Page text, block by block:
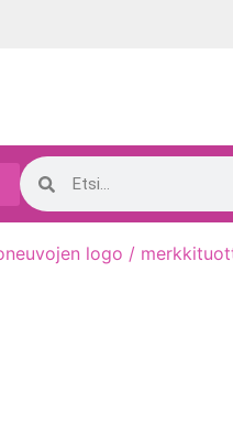
logo /